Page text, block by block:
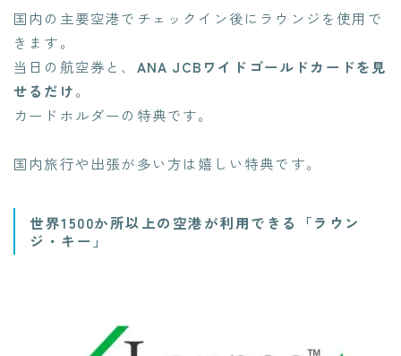
国内の主要空港でチェックイン後にラウンジを使用で
きます。
当日の航空券と、 ANA JCBワイドゴールドカードを見
せるだけ。
カードホルダーの特典です。
国内旅行や出張が多い方は嬉しい特典です。
世界1500か所以上の空港が利用できる「ラウン
ジ・キー」